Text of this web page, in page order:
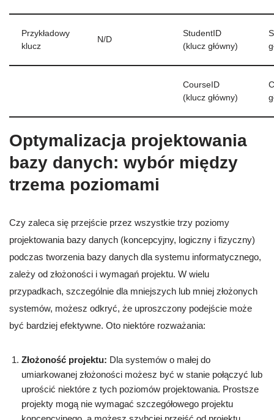
Przykładowy
klucz
N/D
StudentID
(klucz główny)
CourseID
(klucz główny)
Optymalizacja projektowania
bazy danych: wybór między
trzema poziomami
Czy zaleca się przejście przez wszystkie trzy poziomy
projektowania bazy danych (koncepcyjny, logiczny i fizyczny)
podczas tworzenia bazy danych dla systemu informatycznego,
zależy od złożoności i wymagań projektu. W wielu
przypadkach, szczególnie dla mniejszych lub mniej złożonych
systemów, możesz odkryć, że uproszczony podejście może
być bardziej efektywne. Oto niektóre rozważania:
Złożoność projektu: Dla systemów o małej do
umiarkowanej złożoności możesz być w stanie połączyć lub
uprościć niektóre z tych poziomów projektowania. Prostsze
projekty mogą nie wymagać szczegółowego projektu